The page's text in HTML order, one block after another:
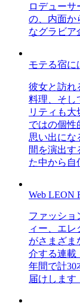
ロデュー
の、内面か
なグラビア
モテる宿に
彼女と訪
料理、そし
リティも
ではの個性
思い出にな
間を演出す
た中から自
Web LEON
ファッショ
ィー、エレ
がさまざま
介する連載
年間で計30
届けします